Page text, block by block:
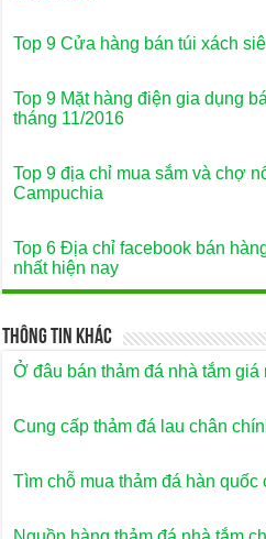
Top 9 Cửa hàng bán túi xách
Top 9 Mặt hàng điện gia dụng
tháng 11/2016
Top 9 địa chỉ mua sắm và chợ
Campuchia
Top 6 Địa chỉ facebook bán
nhất hiện nay
Thông Tin Khác
Ở đâu bán thảm đá nhà tắm giá
Cung cấp thảm đá lau chân
Tìm chỗ mua thảm đá hàn quốc